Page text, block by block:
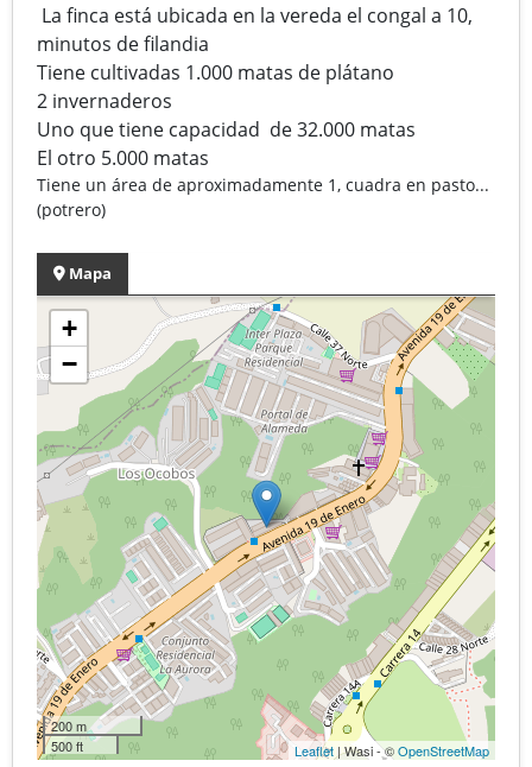
La finca está ubicada en la vereda el congal a 10,
minutos de filandia
Tiene cultivadas 1.000 matas de plátano
2 invernaderos
Uno que tiene capacidad de 32.000 matas
El otro 5.000 matas
Tiene un área de aproximadamente 1, cuadra en pasto...
(potrero)
Mapa
+
−
200 m
500 ft
Leaflet | Wasi - ©OpenStreetMap